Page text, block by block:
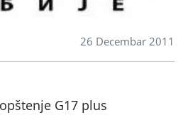
26 Decembar 2011
G17 plus